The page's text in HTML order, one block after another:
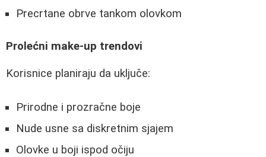
Precrtane obrve tankom olovkom
Prolećni make-up trendovi
Korisnice planiraju da uključe:
Prirodne i prozračne boje
Nude usne sa diskretnim sjajem
Olovke u boji ispod očiju